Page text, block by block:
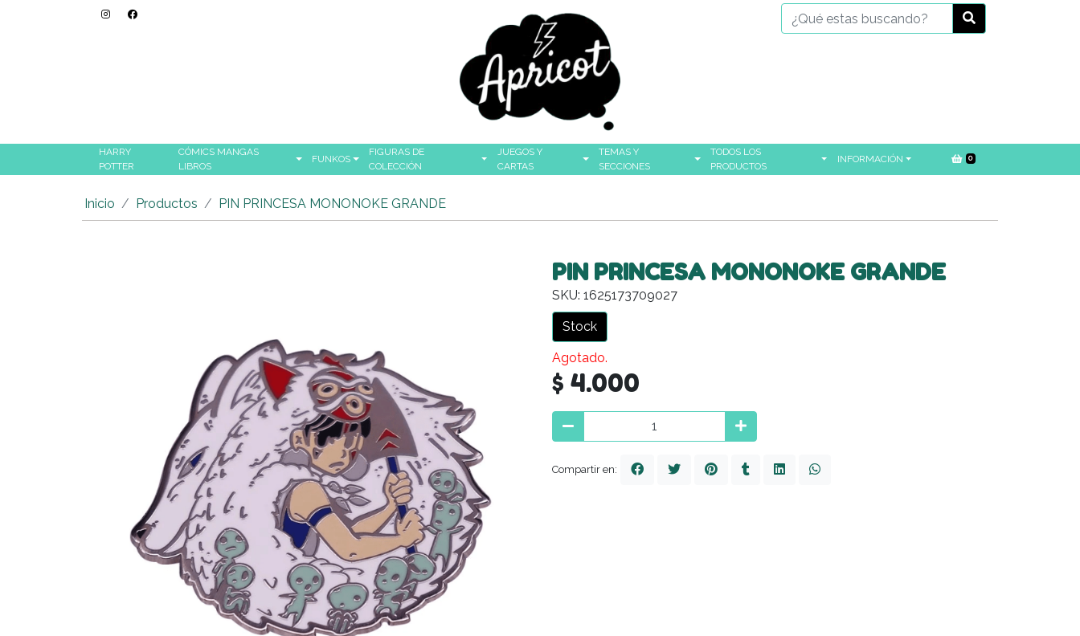
HARRY
POTTER
CÓMICS MANGAS
LIBROS
FUNKOS
FIGURAS DE
COLECCIÓN
JUEGOS Y
CARTAS
TEMAS Y
SECCIONES
TODOS LOS
PRODUCTOS
INFORMACIÓN 0
Inicio Productos PIN PRINCESA MONONOKE GRANDE
PIN PRINCESA MONONOKE GRANDE
SKU: 1625173709027
Stock
Agotado.
$ 4.000
Compartir en: